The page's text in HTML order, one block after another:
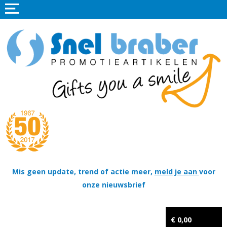
Mis geen update, trend of actie meer, meld je aan voor
onze nieuwsbrief
€ 0,00
Home
Promotieartikelen
Tassen
Thema's